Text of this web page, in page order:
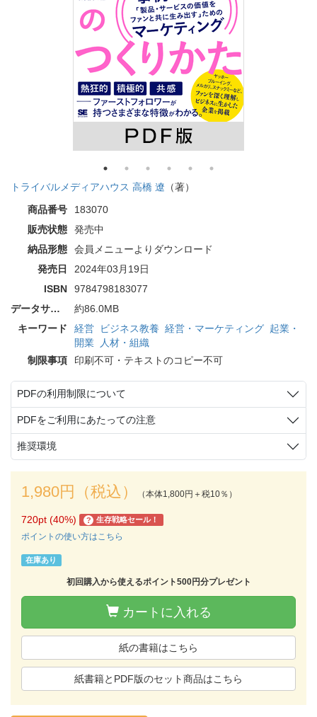
トライバルメディアハウス 高橋 遼 （著）
商品番号
183070
販売状態
発売中
納品形態
会員メニューよりダウンロード
発売日
2024年03月19日
ISBN
9784798183077
データサイズ
約86.0MB
キーワード
経営 ビジネス教養 経営・マーケティング 起業・
開業
人材・組織
制限事項
印刷不可・テキストのコピー不可
PDFの利用制限について
PDFをご利用にあたっての注意
推奨環境
1,980円（税込） （本体1,800円＋税10％）
720pt (40%) ? 生存戦略セール！
ポイントの使い方はこちら
在庫あり
初回購入から使えるポイント500円分プレゼント
カートに入れる
紙の書籍はこちら
紙書籍とPDF版のセット商品はこちら